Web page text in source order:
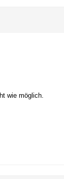
wie möglich.